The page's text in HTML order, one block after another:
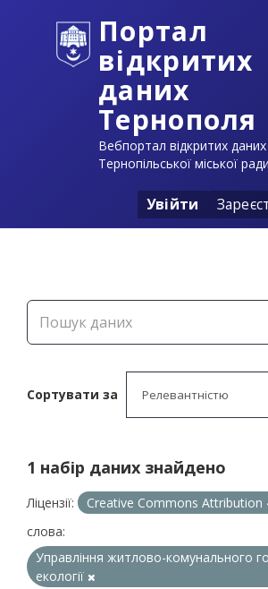
Портал
відкритих
даних
Тернополя
Вебпортал відкритих даних
Тернопільської міської ради
Увійти
Сортувати за
1 набір даних знайдено
Ліцензії: Creative Commons Attribution
слова:
Управління житлово-комунального
екології